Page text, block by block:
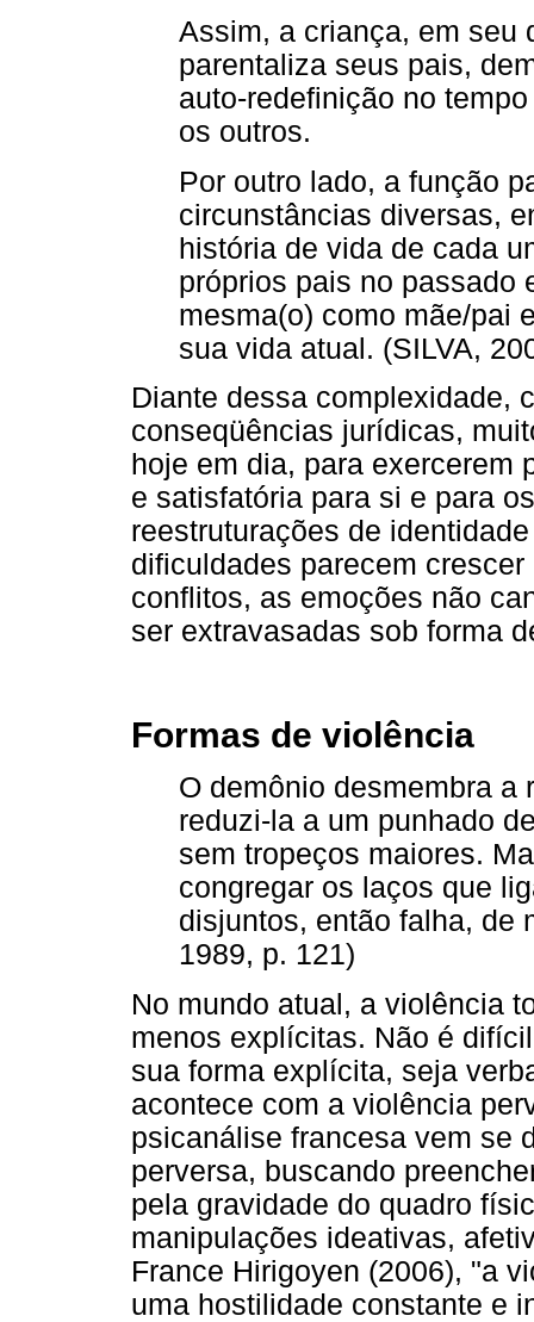
Assim, a criança, em seu
parentaliza seus pais,
auto-redefinição no
os outros.
Por outro lado, a função
circunstâncias diversas,
história de vida de cada
próprios pais no passado
mesma(o) como mãe/pai
sua vida atual. (SILVA,
Diante dessa complexidade,
conseqüências jurídicas,
hoje em dia, para exercerem
e satisfatória para si e para
reestruturações de
dificuldades parecem
conflitos, as emoções não
ser extravasadas sob forma
Formas de violência
O demônio desmembra a
reduzi-la a um punhado
sem tropeços maiores.
congregar os laços que
disjuntos, então falha, de
1989, p. 121)
No mundo atual, a violência
menos explícitas. Não é
sua forma explícita, seja
acontece com a violência
psicanálise francesa vem se
perversa, buscando
pela gravidade do quadro
manipulações ideativas,
France Hirigoyen (2006), "a
uma hostilidade constante e